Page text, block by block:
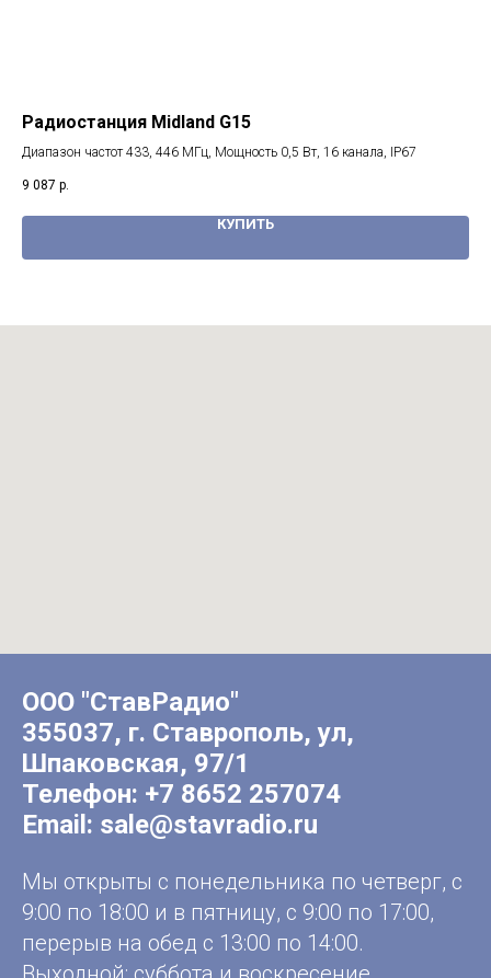
Радиостанция Midland G15
Диапазон частот 433, 446 МГц, Мощность 0,5 Вт, 16 канала, IP67
9 087 р.
КУПИТЬ
ООО "СтавРадио"
355037, г. Ставрополь, ул,
Шпаковская, 97/1
Телефон: +7 8652 257074
Email: sale@stavradio.ru
Мы открыты с понедельника по четверг, с
9:00 по 18:00 и в пятницу, с 9:00 по 17:00,
перерыв на обед с 13:00 по 14:00.